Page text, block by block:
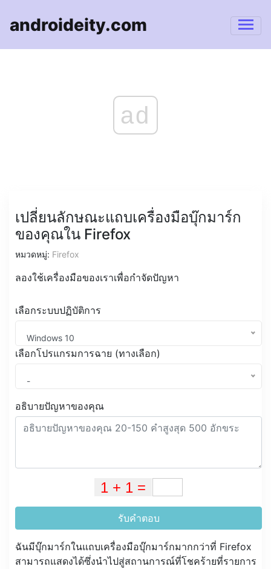
androideity.com
ad
เปลี่ยนลักษณะแถบเครื่องมือบุ๊กมาร์ก
ของคุณใน Firefox
หมวดหมู่: Firefox
ลองใช้เครื่องมือของเราเพื่อกำจัดปัญหา
เลือกระบบปฏิบัติการ
Windows 10
เลือกโปรแกรมการฉาย (ทางเลือก)
-
อธิบายปัญหาของคุณ
รับคำตอบ
ฉันมีบุ๊กมาร์กในแถบเครื่องมือบุ๊กมาร์กมากกว่าที่ Firefox
สามารถแสดงได้ซึ่งนำไปสู่สถานการณ์ที่โชคร้ายที่รายการ